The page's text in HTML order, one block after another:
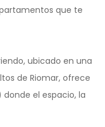
que te
ubicado en una
de Riomar, ofrece
donde el espacio, la